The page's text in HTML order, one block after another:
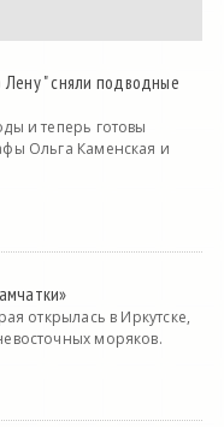
" сняли подводные
и теперь готовы
Ольга Каменская и
открылась в Иркутске,
моряков.